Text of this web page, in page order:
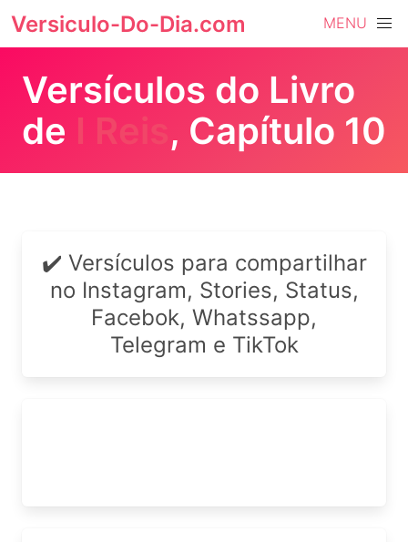
Versiculo-Do-Dia.com MENU
Versículos do Livro
de I Reis , Capítulo 10
✔️ Versículos para compartilhar
no Instagram, Stories, Status,
Facebok, Whatssapp,
Telegram e TikTok